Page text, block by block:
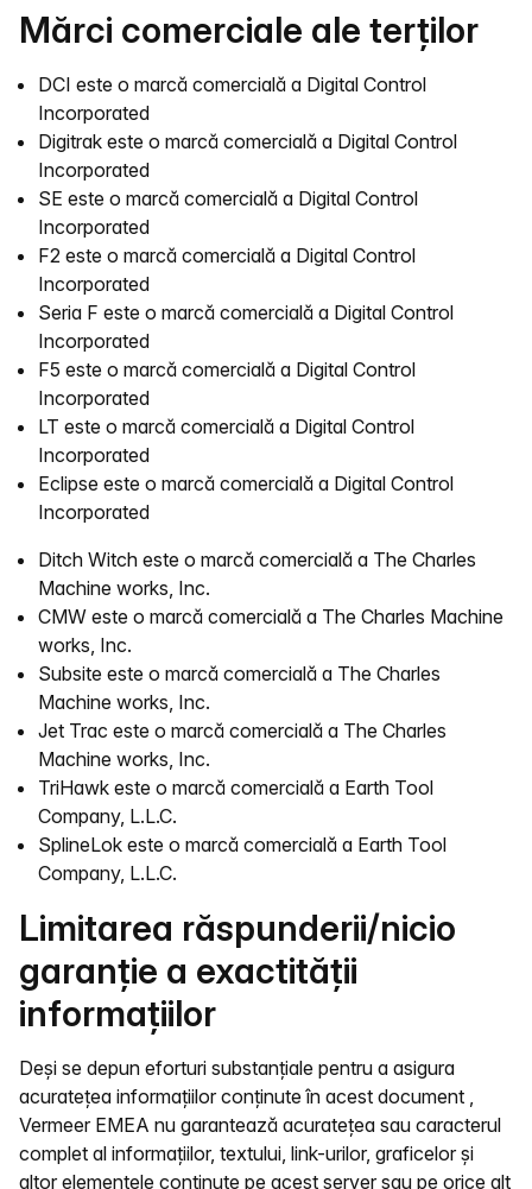
Mărci comerciale ale terților
DCI este o marcă comercială a Digital Control
Incorporated
Digitrak este o marcă comercială a Digital Control
Incorporated
SE este o marcă comercială a Digital Control
Incorporated
F2 este o marcă comercială a Digital Control
Incorporated
Seria F este o marcă comercială a Digital Control
Incorporated
F5 este o marcă comercială a Digital Control
Incorporated
LT este o marcă comercială a Digital Control
Incorporated
Eclipse este o marcă comercială a Digital Control
Incorporated
Ditch Witch este o marcă comercială a The Charles
Machine works, Inc.
CMW este o marcă comercială a The Charles Machine
works, Inc.
Subsite este o marcă comercială a The Charles
Machine works, Inc.
Jet Trac este o marcă comercială a The Charles
Machine works, Inc.
TriHawk este o marcă comercială a Earth Tool
Company, L.L.C.
SplineLok este o marcă comercială a Earth Tool
Company, L.L.C.
Limitarea răspunderii/nicio
garanție a exactității
informațiilor
Deși se depun eforturi substanțiale pentru a asigura
acuratețea informațiilor conținute în acest document ,
Vermeer EMEA nu garantează acuratețea sau caracterul
complet al informațiilor, textului, link-urilor, graficelor și
altor elementele conținute pe acest server sau pe orice alt